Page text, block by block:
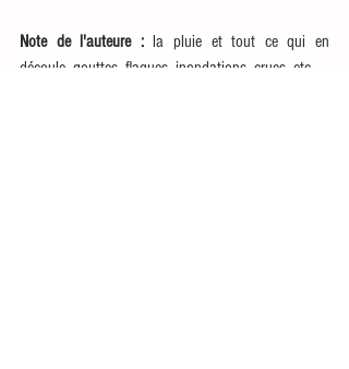
Note de l'auteure : la pluie et tout ce qui en
découle, gouttes, flaques, inondations, crues, etc.